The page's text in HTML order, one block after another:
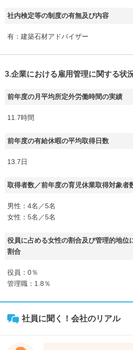
社内検定等の制度の有無及び内容
有：建築石材アドバイザー
3.企業における雇用管理に関する状
前年度の月平均所定外労働時間の実績
11.7時間
前年度の有給休暇の平均取得日数
13.7日
取得者数／前年度の育児休業取得対象者
男性：4名／5名
女性：5名／5名
役員に占める女性の割合及び管理的地位
割合
役員：0％
管理職：1.8％
社員に聞く！会社のリアル